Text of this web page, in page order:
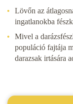
Lövőn az
ingatlanokba
Mivel a
populáció fajtája
darazsak irtására